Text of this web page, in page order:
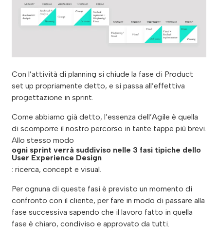
Con l’attività di planning si chiude la fase di Product
set up propriamente detto, e si passa all’effettiva
progettazione in sprint.
Come abbiamo già detto, l’essenza dell’Agile è quella
di scomporre il nostro percorso in tante tappe più brevi.
Allo stesso modo
ogni sprint verrà suddiviso nelle 3 fasi tipiche dello
User Experience Design
: ricerca, concept e visual.
Per ognuna di queste fasi è previsto un momento di
confronto con il cliente, per fare in modo di passare alla
fase successiva sapendo che il lavoro fatto in quella
fase è chiaro, condiviso e approvato da tutti.